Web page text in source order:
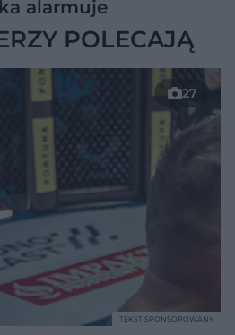
alarmuje
POLECAJĄ
27
TEKST SPONSOROWANY